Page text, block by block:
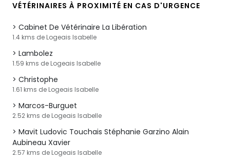
VÉTÉRINAIRES À PROXIMITÉ EN CAS D'URGENCE
Cabinet De Vétérinaire La Libération
1.4 kms de Logeais Isabelle
Lambolez
1.59 kms de Logeais Isabelle
Christophe
1.61 kms de Logeais Isabelle
Marcos-Burguet
2.52 kms de Logeais Isabelle
Mavit Ludovic Touchais Stéphanie Garzino Alain
Aubineau Xavier
2.57 kms de Logeais Isabelle